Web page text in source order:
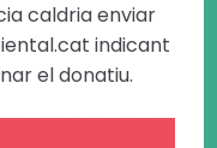
caldria enviar
indicant
el donatiu.